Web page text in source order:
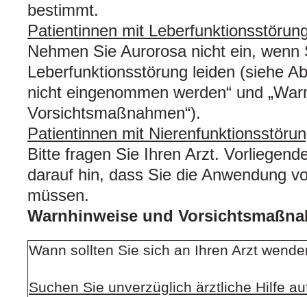
bestimmt.
Patientinnen mit
Nehmen Sie Aurorosa nicht ein, wenn
Leberfunktionsstörung leiden (siehe
nicht eingenommen werden“ und
Vorsichtsmaßnahmen“).
Patientinnen mit
Bitte fragen Sie Ihren Arzt.
darauf hin, dass Sie die Anwendung
müssen.
Warnhinweise und
Wann sollten Sie sich an Ihren Arzt
Suchen Sie unverzüglich ärztliche Hilfe